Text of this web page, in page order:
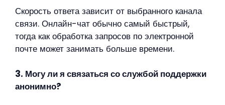
Скорость ответа зависит от выбранного канала
связи. Онлайн-чат обычно самый быстрый,
тогда как обработка запросов по электронной
почте может занимать больше времени.
3. Могу ли я связаться со службой поддержки
анонимно?